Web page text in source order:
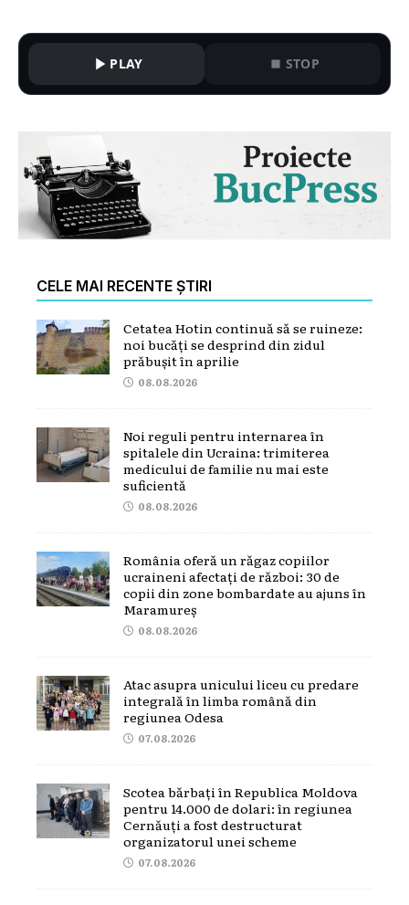
PLAY STOP
CELE MAI RECENTE ȘTIRI
Cetatea Hotin continuă să se ruineze:
noi bucăți se desprind din zidul
prăbușit în aprilie
08.08.2026
Noi reguli pentru internarea în
spitalele din Ucraina: trimiterea
medicului de familie nu mai este
suficientă
08.08.2026
România oferă un răgaz copiilor
ucraineni afectați de război: 30 de
copii din zone bombardate au ajuns în
Maramureș
08.08.2026
Atac asupra unicului liceu cu predare
integrală în limba română din
regiunea Odesa
07.08.2026
Scotea bărbați în Republica Moldova
pentru 14.000 de dolari: în regiunea
Cernăuți a fost destructurat
organizatorul unei scheme
07.08.2026